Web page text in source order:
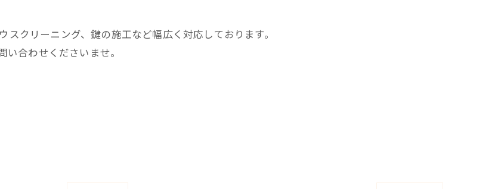
スクリーニング、鍵の施工など幅広く対応しております。
合わせくださいませ。